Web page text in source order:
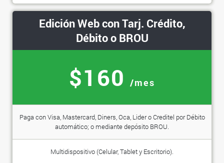
Edición Web con Tarj. Crédito,
Débito o BROU
$160 /mes
Paga con Visa, Mastercard, Diners, Oca, Lider o Creditel por Débito
automático; o mediante depósito BROU.
Multidispositivo (Celular, Tablet y Escritorio).